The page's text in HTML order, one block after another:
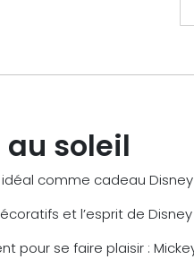
soleil
comme cadeau
et l’esprit de
pour se faire plaisir :